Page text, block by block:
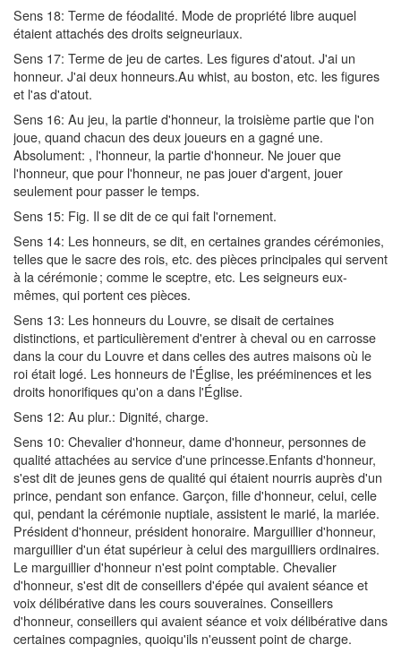
Sens 18: Terme de féodalité. Mode de propriété libre auquel
étaient attachés des droits seigneuriaux.
Sens 17: Terme de jeu de cartes. Les figures d'atout. J'ai un
honneur. J'ai deux honneurs.Au whist, au boston, etc. les figures
et l'as d'atout.
Sens 16: Au jeu, la partie d'honneur, la troisième partie que l'on
joue, quand chacun des deux joueurs en a gagné une.
Absolument: , l'honneur, la partie d'honneur. Ne jouer que
l'honneur, que pour l'honneur, ne pas jouer d'argent, jouer
seulement pour passer le temps.
Sens 15: Fig. Il se dit de ce qui fait l'ornement.
Sens 14: Les honneurs, se dit, en certaines grandes cérémonies,
telles que le sacre des rois, etc. des pièces principales qui servent
à la cérémonie ; comme le sceptre, etc. Les seigneurs eux-
mêmes, qui portent ces pièces.
Sens 13: Les honneurs du Louvre, se disait de certaines
distinctions, et particulièrement d'entrer à cheval ou en carrosse
dans la cour du Louvre et dans celles des autres maisons où le
roi était logé. Les honneurs de l'Église, les prééminences et les
droits honorifiques qu'on a dans l'Église.
Sens 12: Au plur.: Dignité, charge.
Sens 10: Chevalier d'honneur, dame d'honneur, personnes de
qualité attachées au service d'une princesse.Enfants d'honneur,
s'est dit de jeunes gens de qualité qui étaient nourris auprès d'un
prince, pendant son enfance. Garçon, fille d'honneur, celui, celle
qui, pendant la cérémonie nuptiale, assistent le marié, la mariée.
Président d'honneur, président honoraire. Marguillier d'honneur,
marguillier d'un état supérieur à celui des marguilliers ordinaires.
Le marguillier d'honneur n'est point comptable. Chevalier
d'honneur, s'est dit de conseillers d'épée qui avaient séance et
voix délibérative dans les cours souveraines. Conseillers
d'honneur, conseillers qui avaient séance et voix délibérative dans
certaines compagnies, quoiqu'ils n'eussent point de charge.